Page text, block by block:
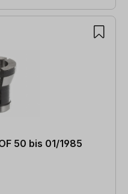
50 bis 01/1985